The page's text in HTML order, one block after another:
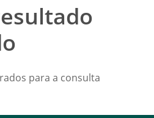
para a consulta